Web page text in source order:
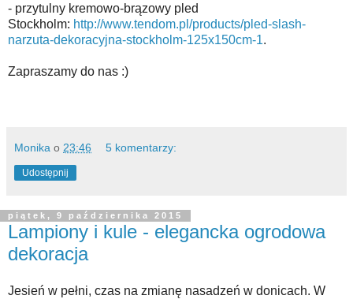
- przytulny kremowo-brązowy pled
Stockholm: http://www.tendom.pl/products/pled-slash-
narzuta-dekoracyjna-stockholm-125x150cm-1.
Zapraszamy do nas :)
Monika o 23:46 5 komentarzy:
Udostępnij
piątek, 9 października 2015
Lampiony i kule - elegancka ogrodowa
dekoracja
Jesień w pełni, czas na zmianę nasadzeń w donicach. W